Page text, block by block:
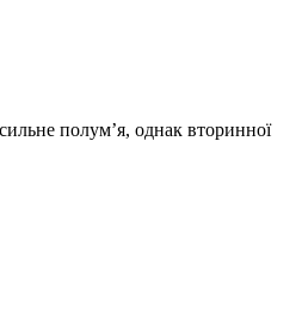
полум’я, однак вторинної